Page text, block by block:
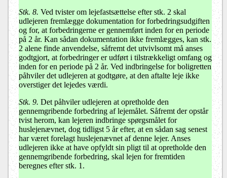
Stk. 8. Ved tvister om lejefastsættelse efter stk. 2 skal
udlejeren fremlægge dokumentation for forbedringsudgiften
og for, at forbedringerne er gennemført inden for en periode
på 2 år. Kan sådan dokumentation ikke fremlægges, kan stk.
2 alene finde anvendelse, såfremt det utvivlsomt må anses
godtgjort, at forbedringer er udført i tilstrækkeligt omfang og
inden for en periode på 2 år. Ved indbringelse for boligretten
påhviler det udlejeren at godtgøre, at den aftalte leje ikke
overstiger det lejedes værdi.
Stk. 9. Det påhviler udlejeren at opretholde den
gennemgribende forbedring af lejemålet. Såfremt der opstår
tvist herom, kan lejeren indbringe spørgsmålet for
huslejenævnet, dog tidligst 5 år efter, at en sådan sag senest
har været forelagt huslejenævnet af denne lejer. Anses
udlejeren ikke at have opfyldt sin pligt til at opretholde den
gennemgribende forbedring, skal lejen for fremtiden
beregnes efter stk. 1.